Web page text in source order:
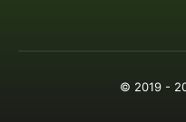
© 2019 -